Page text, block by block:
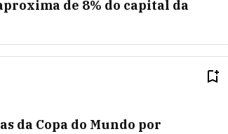
de 8% do capital da
da Copa do Mundo por